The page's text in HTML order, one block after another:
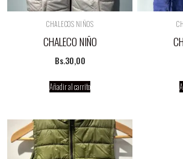
CHALECOS NIÑOS
CHALECO NIÑO
Bs.30,00
Añadir al carrito